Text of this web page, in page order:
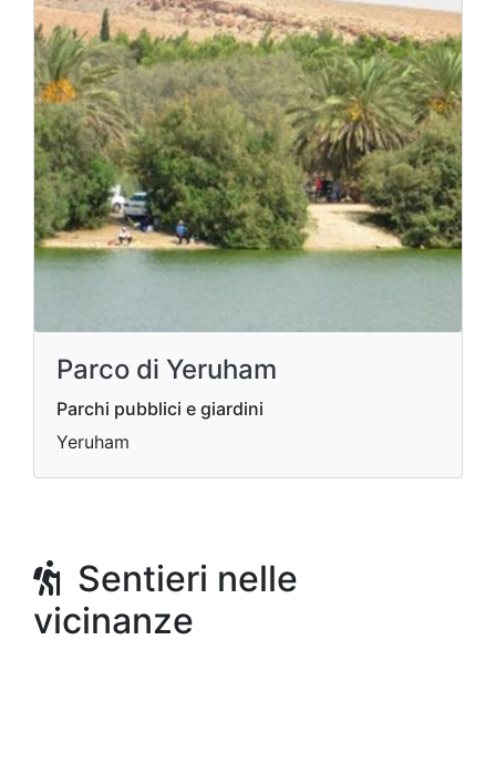
Parco di Yeruham
Parchi pubblici e giardini
Yeruham
Sentieri nelle
vicinanze